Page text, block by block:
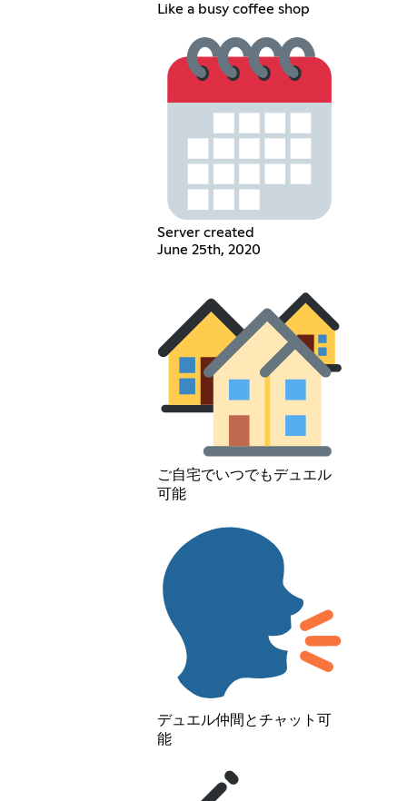
Like a busy coffee shop
Server created
June 25th, 2020
ご自宅でいつでもデュエル
可能
デュエル仲間とチャット可
能